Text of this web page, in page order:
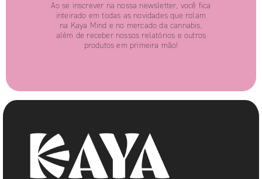
Ao se inscrever na nossa newsletter, você fica
inteirado em todas as novidades que rolam
na Kaya Mind e no mercado da cannabis,
além de receber nossos relatórios e outros
produtos em primeira mão!